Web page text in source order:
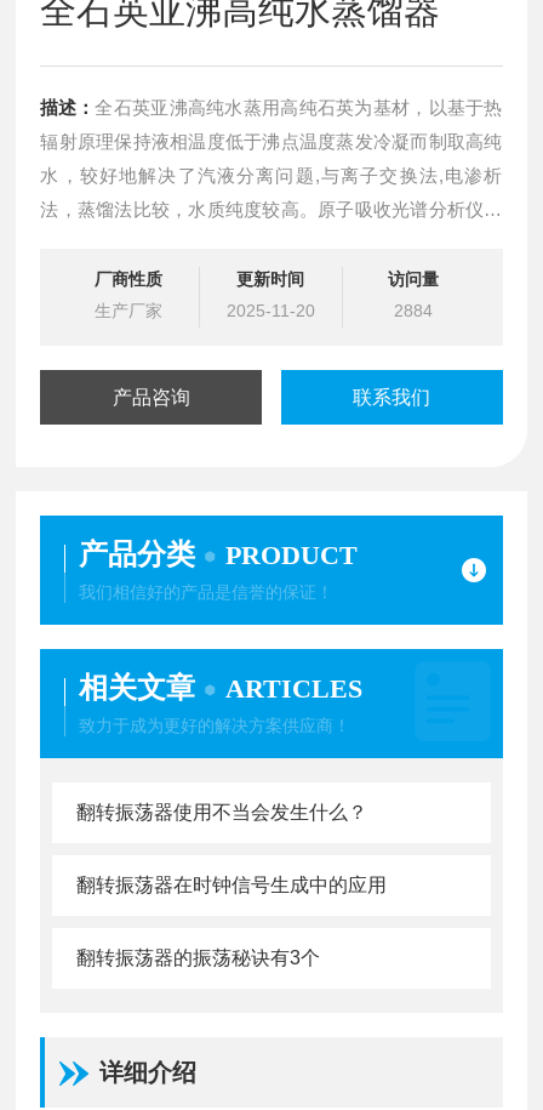
全石英亚沸高纯水蒸馏器
描述：全石英亚沸高纯水蒸用高纯石英为基材，以基于热
辐射原理保持液相温度低于沸点温度蒸发冷凝而制取高纯
水，较好地解决了汽液分离问题,与离子交换法,电渗析
法，蒸馏法比较，水质纯度较高。原子吸收光谱分析仪，
析仪和谱仪等对重金属元素Cu,Pb,Cd,Zn检测证明:用“蒸馏
器"制取的高纯水符合目前较灵敏的痕量分析方法对水质的
厂商性质
生产厂家
更新时间
2025-11-20
访问量
2884
产品咨询 联系我们
产品分类 PRODUCT
我们相信好的产品是信誉的保证！
相关文章 ARTICLES
致力于成为更好的解决方案供应商！
翻转振荡器使用不当会发生什么？
翻转振荡器在时钟信号生成中的应用
翻转振荡器的振荡秘诀有3个
详细介绍